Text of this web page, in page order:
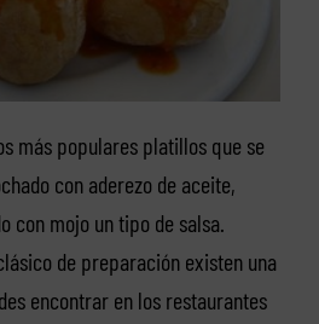
más populares platillos que se
con aderezo de aceite,
con mojo un tipo de salsa.
de preparación existen una
encontrar en los restaurantes